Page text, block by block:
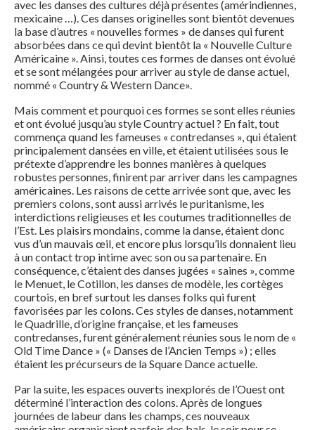
avec les danses des cultures déjà présentes (amérindiennes,
mexicaine …). Ces danses originelles sont bientôt devenues
la base d’autres « nouvelles formes » de danses qui furent
absorbées dans ce qui devint bientôt la « Nouvelle Culture
Américaine ». Ainsi, toutes ces formes de danses ont évolué
et se sont mélangées pour arriver au style de danse actuel,
nommé « Country & Western Dance».
Mais comment et pourquoi ces formes se sont elles réunies
et ont évolué jusqu’au style Country actuel ? En fait, tout
commença quand les fameuses « contredanses », qui étaient
principalement dansées en ville, et étaient utilisées sous le
prétexte d’apprendre les bonnes manières à quelques
robustes personnes, finirent par arriver dans les campagnes
américaines. Les raisons de cette arrivée sont que, avec les
premiers colons, sont aussi arrivés le puritanisme, les
interdictions religieuses et les coutumes traditionnelles de
l’Est. Les plaisirs mondains, comme la danse, étaient donc
vus d’un mauvais œil, et encore plus lorsqu’ils donnaient lieu
à un contact trop intime avec son ou sa partenaire. En
conséquence, c’étaient des danses jugées « saines », comme
le Menuet, le Cotillon, les danses de modèle, les cortèges
courtois, en bref surtout les danses folks qui furent
favorisées par les colons. Ces styles de danses, notamment
le Quadrille, d’origine française, et les fameuses
contredanses, furent généralement réunies sous le nom de «
Old Time Dance » (« Danses de l’Ancien Temps ») ; elles
étaient les précurseurs de la Square Dance actuelle.
Par la suite, les espaces ouverts inexplorés de l’Ouest ont
déterminé l’interaction des colons. Après de longues
journées de labeur dans les champs, ces nouveaux